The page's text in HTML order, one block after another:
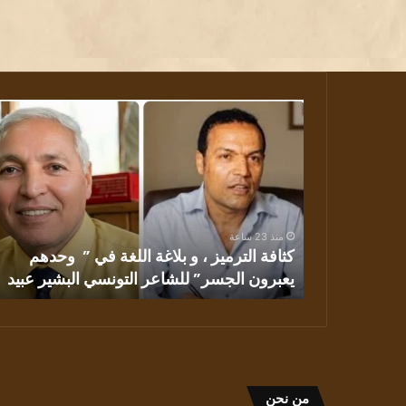
كثافة
الترميز
بلاغة
اللغة
في
” وحدهم
يعبرون
الجسر”
للشاعر
منذ 23 ساعة
كثافة الترميز ، و بلاغة اللغة في ” وحدهم
يعبرون الجسر” للشاعر التونسي البشير عبيد
من نحن